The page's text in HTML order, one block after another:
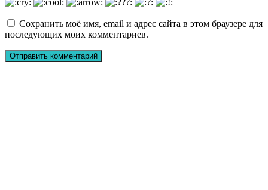
Сохранить моё имя, email и адрес сайта в этом браузере для
последующих моих комментариев.